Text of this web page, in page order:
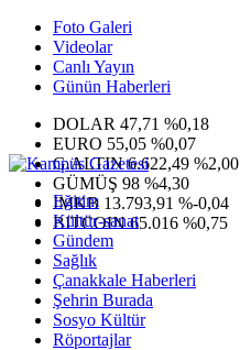
Foto Galeri
Videolar
Canlı Yayın
Günün Haberleri
DOLAR 47,71 %0,18
EURO 55,05 %0,07
G.ALTIN6.622,49 %2,00
GÜMÜŞ 98 %4,30
IMKB 13.793,91 %-0,04
BITCOIN65.016 %0,75
Eğitim
Kültür-sanat
Gündem
Sağlık
Çanakkale Haberleri
Şehrin Burada
Sosyo Kültür
Röportajlar